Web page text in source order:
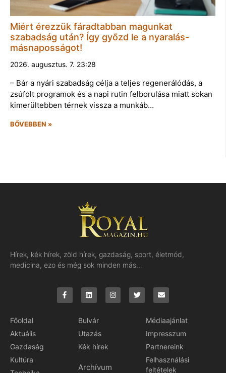
Miért érezzük fáradtabban magunkat
szabadság után? Így győzd le a nyaralás-
másnaposságot!
2026. augusztus. 7. 23:28
– Bár a nyári szabadság célja a teljes regenerálódás, a
zsúfolt programok és a napi rutin felborulása miatt sokan
kimerültebben térnek vissza a munkáb…
BŐVEBBEN »
Hírek, kék hírek, zöld hírek, gazdaság, sport, életmód,
medicina, ezo és még sok minden más…
Főoldal
Aktuális
Gazdaság
Kultúra
Bulvár
Utazás
Kék hírek
Archívum
Médiaajánlat
Impresszum
Partnereink
Felhasználási
feltételek